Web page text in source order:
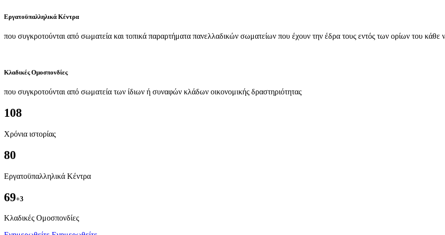
Εργατοϋπαλληλικά Κέντρα
που συγκροτούνται από σωματεία και τοπικά παραρτήματα πανελλαδικών σωματείων που έχουν την έδρα τους εντός των ορίων του κάθε
Κλαδικές Ομοσπονδίες
που συγκροτούνται από σωματεία των ίδιων ή συναφών κλάδων οικονομικής δραστηριότητας
108
Χρόνια ιστορίας
80
Εργατοϋπαλληλικά Κέντρα
69+3
Kλαδικές Ομοσπονδίες